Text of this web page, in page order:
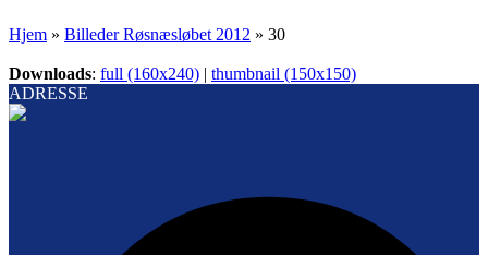
Hjem » Billeder Røsnæsløbet 2012 » 30
Downloads: full (160x240) | thumbnail (150x150)
ADRESSE